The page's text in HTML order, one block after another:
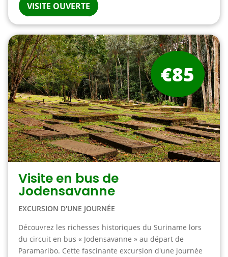
VISITE OUVERTE
Visite en bus de
Jodensavanne
EXCURSION D'UNE JOURNÉE
Découvrez les richesses historiques du Suriname lors
du circuit en bus « Jodensavanne » au départ de
Paramaribo. Cette fascinante excursion d'une journée
€85